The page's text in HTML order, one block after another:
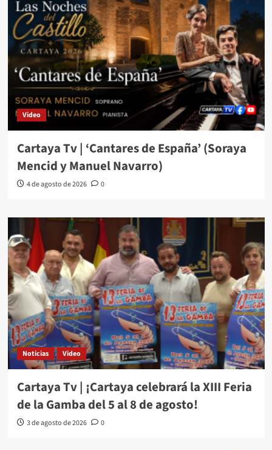
Video
Cartaya Tv | ‘Cantares de España’ (Soraya
Mencid y Manuel Navarro)
4 de agosto de 2026 0
Noticias Video
Cartaya Tv | ¡Cartaya celebrará la XIII Feria
de la Gamba del 5 al 8 de agosto!
3 de agosto de 2026 0